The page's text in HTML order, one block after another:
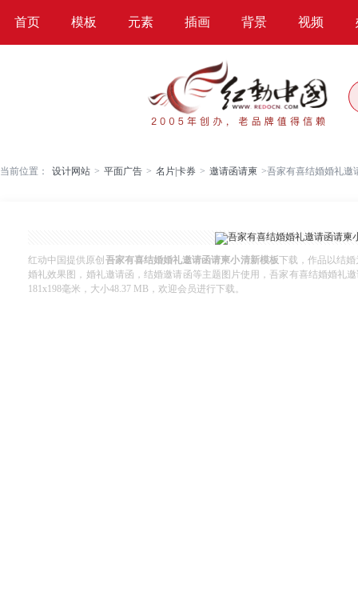
首页 模板 元素 插画 背景 视频
当前位置： 设计网站 > 平面广告 > 名片|卡券 > 邀请函请柬 >吾家有喜结婚婚礼邀
红动中国提供原创 吾家有喜结婚婚礼邀请函请柬小清新模板下载，作品以结
婚礼效果图，婚礼邀请函，结婚邀请函等主题图片使用，吾家有喜结婚婚礼
181x198毫米，大小48.37 MB，欢迎会员进行下载。